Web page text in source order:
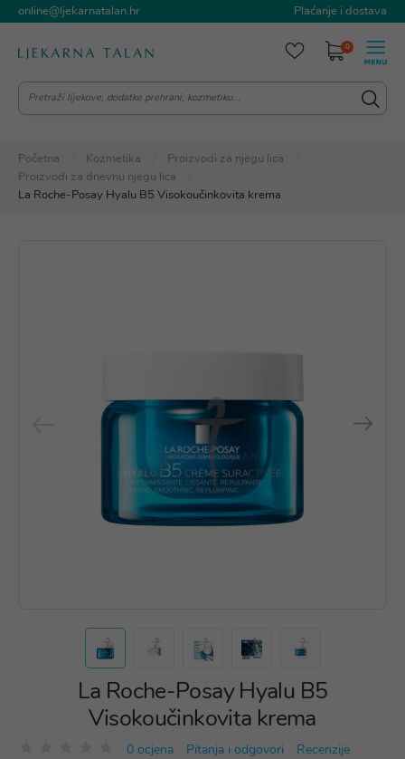
online@ljekarnatalan.hr Plaćanje i dostava
0
Početna Kozmetika
Proizvodi za njegu lica
Proizvodi za dnevnu njegu lica
La Roche-Posay Hyalu B5 Visokoučinkovita krema
La Roche-Posay Hyalu B5
Visokoučinkovita krema
0 ocjena Pitanja i odgovori Recenzije